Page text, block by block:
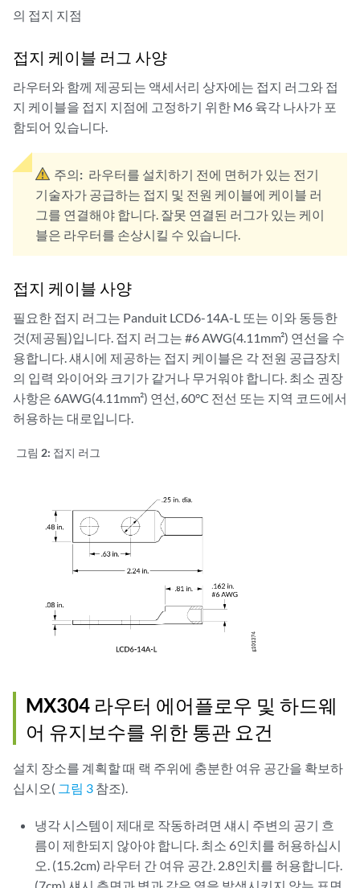
의 접지 지점
접지 케이블 러그 사양
라우터와 함께 제공되는 액세서리 상자에는 접지 러그와 접
지 케이블을 접지 지점에 고정하기 위한 M6 육각 나사가 포
함되어 있습니다.
주의: 라우터를 설치하기 전에 면허가 있는 전기
기술자가 공급하는 접지 및 전원 케이블에 케이블 러
그를 연결해야 합니다. 잘못 연결된 러그가 있는 케이
블은 라우터를 손상시킬 수 있습니다.
접지 케이블 사양
필요한 접지 러그는 Panduit LCD6-14A-L 또는 이와 동등한
것(제공됨)입니다. 접지 러그는 #6 AWG(4.11mm²) 연선을 수
용합니다. 섀시에 제공하는 접지 케이블은 각 전원 공급장치
의 입력 와이어와 크기가 같거나 무거워야 합니다. 최소 권장
사항은 6AWG(4.11mm²) 연선, 60°C 전선 또는 지역 코드에서
허용하는 대로입니다.
그림 2: 접지 러그
MX304 라우터 에어플로우 및 하드웨
어 유지보수를 위한 통관 요건
설치 장소를 계획할 때 랙 주위에 충분한 여유 공간을 확보하
십시오( 그림 3 참조).
냉각 시스템이 제대로 작동하려면 섀시 주변의 공기 흐
름이 제한되지 않아야 합니다. 최소 6인치를 허용하십시
오. (15.2cm) 라우터 간 여유 공간. 2.8인치를 허용합니다.